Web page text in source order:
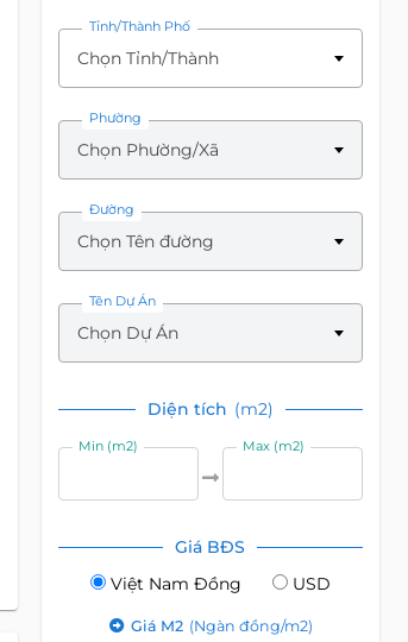
Tỉnh/Thành Phố
Chọn Tỉnh/Thành
Phường
Chọn Phường/Xã
Đường
Chọn Tên đường
Tên Dự Án
Chọn Dự Án
Diện tích (m2)
Min (m2) Max (m2)
Giá BĐS
Việt Nam Đồng
USD
Giá M2 (Ngàn đồng/m2)